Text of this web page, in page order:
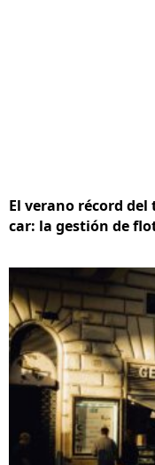
El verano récord
car: la gestión de